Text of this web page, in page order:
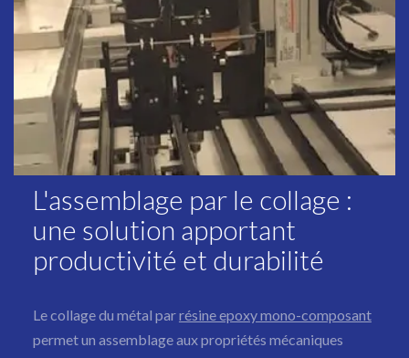
L'assemblage par le collage :
une solution apportant
productivité et durabilité
Le collage du métal parrésine epoxy mono-composant
permet un assemblage aux propriétés mécaniques